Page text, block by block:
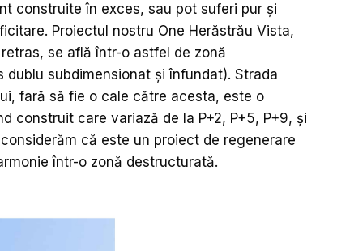
construite în exces, sau pot suferi pur și
Proiectul nostru One Herăstrău Vista,
se află într-o astfel de zonă
subdimensionat și înfundat). Strada
fară să fie o cale către acesta, este o
construit care variază de la P+2, P+5, P+9, și
că este un proiect de regenerare
într-o zonă destructurată.